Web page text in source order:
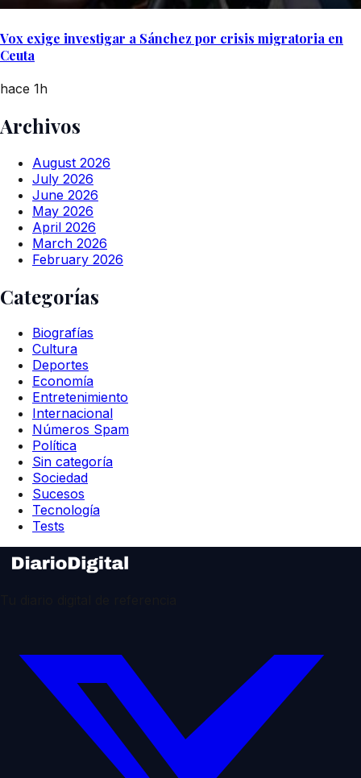
Vox exige investigar a Sánchez por crisis migratoria en
Ceuta
hace 1h
Archivos
August 2026
July 2026
June 2026
May 2026
April 2026
March 2026
February 2026
Categorías
Biografías
Cultura
Deportes
Economía
Entretenimiento
Internacional
Números Spam
Política
Sin categoría
Sociedad
Sucesos
Tecnología
Tests